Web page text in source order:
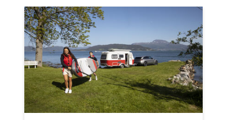
Navn
Beskrivelse